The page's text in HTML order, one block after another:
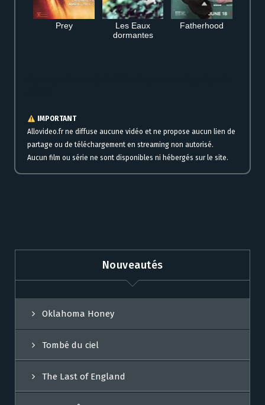
Prey
Les Eaux
dormantes
Fatherhood
IMPORTANT
Allovideo.fr ne diffuse aucune vidéo et ne propose aucun lien de
partage ou de téléchargement en streaming non autorisé.
Aucun film ou série ne sont disponibles ni hébergés sur le site.
Nouveautés
Oklahoma Honey
Tombé du ciel
The Last of England